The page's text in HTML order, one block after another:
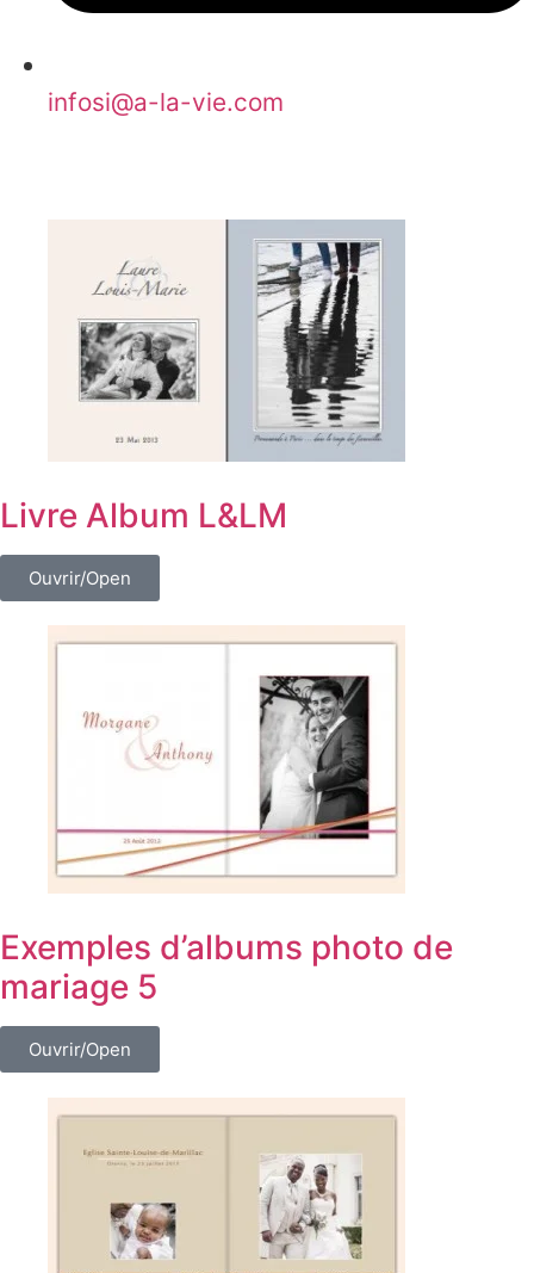
moc.eiv-al-a
@isofni
Livre Album L&LM
Ouvrir/Open
Exemples d’albums photo de
mariage 5
Ouvrir/Open